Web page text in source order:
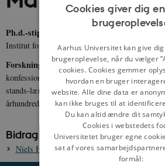
Ph.d.-stipendiat, cand.theol.
Institut for Kultur og Samfund, Aarhus
Forskningsområder:Teologi og religion,
konfessionalisering og luthersk
stands-lære, Niels Hemmingsen,
århundrede
Bidrag til danmarkshistorien.dk
Niels Hemmingsen, 1513-1600
Cookies giver dig
Aarhus Universitet kan give
brugeroplevelse, når du vælger
cookies. Cookies gemmer
hvordan en bruger
website. Alle dine data er
kan ikke bruges til at
Du kan altid ændre dit
Cookies i webstedets
Universitetet bruger egne
sat af vores
formål: